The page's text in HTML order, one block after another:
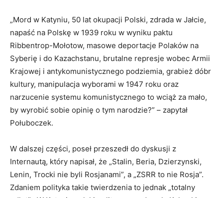
„Mord w Katyniu, 50 lat okupacji Polski, zdrada w Jałcie,
napaść na Polskę w 1939 roku w wyniku paktu
Ribbentrop-Mołotow, masowe deportacje Polaków na
Syberię i do Kazachstanu, brutalne represje wobec Armii
Krajowej i antykomunistycznego podziemia, grabież dóbr
kultury, manipulacja wyborami w 1947 roku oraz
narzucenie systemu komunistycznego to wciąż za mało,
by wyrobić sobie opinię o tym narodzie?” – zapytał
Połuboczek.
W dalszej części, poseł przeszedł do dyskusji z
Internautą, który napisał, że „Stalin, Beria, Dzierzynski,
Lenin, Trocki nie byli Rosjanami”, a „ZSRR to nie Rosja”.
Zdaniem polityka takie twierdzenia to jednak „totalny